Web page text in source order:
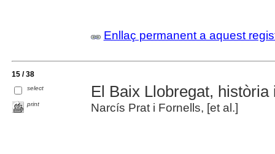
Enllaç permanent a aquest
15 / 38
select
print
El Baix Llobregat,
Narcís Prat i Fornells, [et al.]